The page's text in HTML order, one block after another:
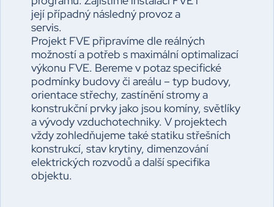
její případný následný provoz a
servis.
Projekt FVE připravíme dle reálných
možností a potřeb s maximální optimalizací
výkonu FVE. Bereme v potaz specifické
podmínky budovy či areálu – typ budovy,
orientace střechy, zastínění stromy a
konstrukční prvky jako jsou komíny, světlíky
a vývody vzduchotechniky. V projektech
vždy zohledňujeme také statiku střešních
konstrukcí, stav krytiny, dimenzování
elektrických rozvodů a další specifika
objektu.